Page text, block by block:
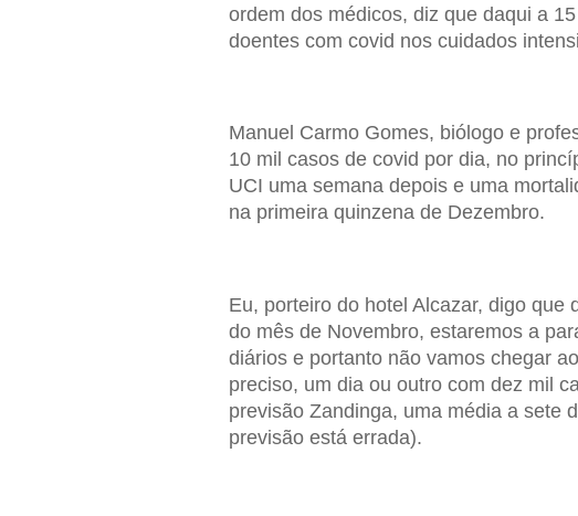
ordem dos médicos, diz que daqui a
doentes com covid nos cuidados
Manuel Carmo Gomes, biólogo e
10 mil casos de covid por dia, no
UCI uma semana depois e uma
na primeira quinzena de Dezembro.
Eu, porteiro do hotel Alcazar, digo que
do mês de Novembro, estaremos a
diários e portanto não vamos chegar
preciso, um dia ou outro com dez mil
previsão Zandinga, uma média a sete
previsão está errada).